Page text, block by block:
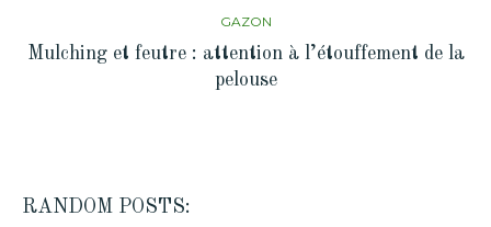
GAZON
Mulching et feutre : attention à l’étouffement de la
pelouse
RANDOM POSTS: